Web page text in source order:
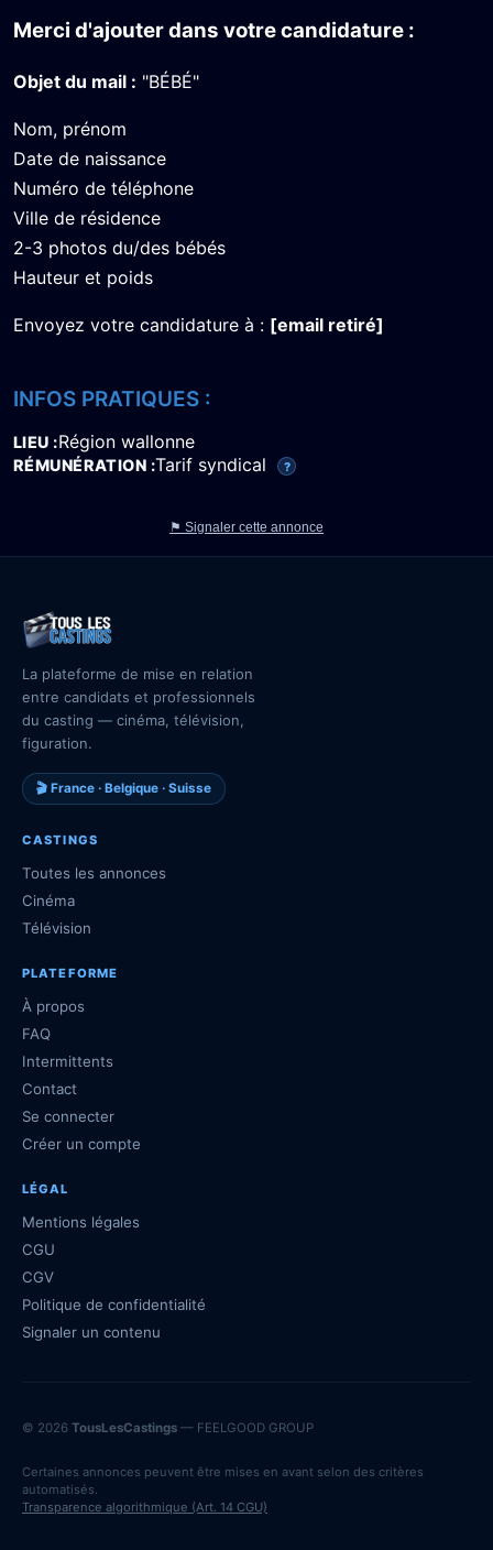
Merci d'ajouter dans votre candidature :
Objet du mail : "BÉBÉ"
Nom, prénom
Date de naissance
Numéro de téléphone
Ville de résidence
2-3 photos du/des bébés
Hauteur et poids
Envoyez votre candidature à : [email retiré]
INFOS PRATIQUES :
LIEU Région wallonne
RÉMUNÉRATION Tarif syndical ?
⚑ Signaler cette annonce
La plateforme de mise en relation
entre candidats et professionnels
du casting — cinéma, télévision,
figuration.
🎬 France · Belgique · Suisse
CASTINGS
Toutes les annonces
Cinéma
Télévision
PLATEFORME
À propos
FAQ
Intermittents
Contact
Se connecter
Créer un compte
LÉGAL
Mentions légales
CGU
CGV
Politique de confidentialité
Signaler un contenu
© 2026 TousLesCastings — FEELGOOD GROUP
Certaines annonces peuvent être mises en avant selon des critères
automatisés.
Transparence algorithmique (Art. 14 CGU)